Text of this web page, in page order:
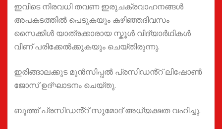
ഇവിടെ നിരവധി തവണ ഇരുചക്രവാഹനങ്ങൾ
അപകടത്തിൽ പെടുകയും കഴിഞ്ഞദിവസം
സൈക്കിൾ യാത്രക്കാരായ സ്കൂൾ വിദ്യാർഥികൾ
വീണ് പരിക്കേൽക്കുകയും ചെയ്തിരുന്നു.
ഇരിങ്ങാലക്കുട മുൻസിപ്പൽ പ്രസിഡൻ്റ് ലിഷോൺ
ജോസ് ഉദ്ഘാടനം ചെയ്തു.
ബൂത്ത് പ്രസിഡൻ്റ് സുമോദ് അധ്യക്ഷത വഹിച്ചു.